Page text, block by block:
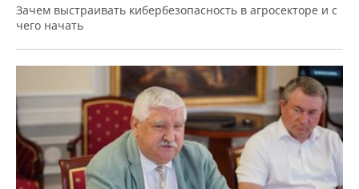
Зачем выстраивать кибербезопасность в агросекторе и с
чего начать